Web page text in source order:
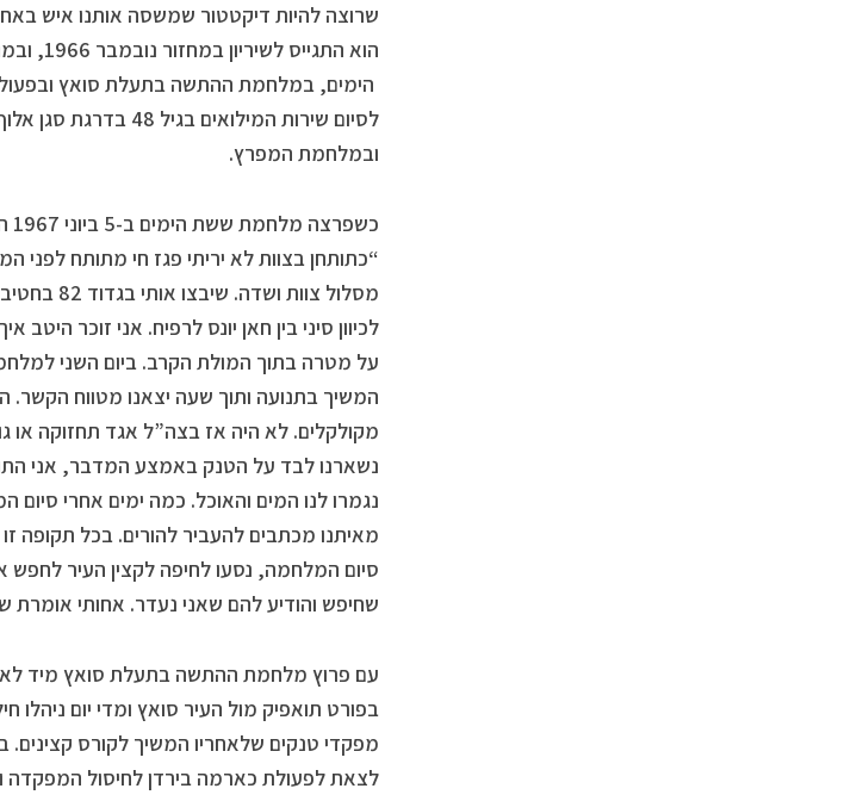
שרוצה להיות דיקטטור שמשסה אותנו איש
הוא
לסיום שירות
ובמלחמת המפרץ.
כשפרצה מלחמת ששת הימים ב-5 ביוני 1967 היו
“כתותחן בצוות לא יריתי פגז חי מתותח לפני
מסלול צוות ושדה. שיבצו אותי בגדוד 82 בחטיבה 7 בפלוגה של
לכיוון סיני בין חאן יונס לרפיח. אני זוכר
על מטרה בתוך המולת הקרב. ביום השני
המשיך בתנועה ותוך שעה יצאנו מטווח הקשר.
מקולקלים. לא היה אז בצה”ל אגד תחזוקה או
נשארנו לבד על הטנק באמצע המדבר, אני
נגמרו לנו המים והאוכל. כמה ימים אחרי
מאיתנו מכתבים להעביר להורים. בכל תקופה
סיום המלחמה, נסעו לחיפה לקצין העיר לחפש
שחיפש והודיע להם שאני נעדר. אחותי
עם פרוץ מלחמת ההתשה בתעלת סואץ מיד
בפורט תואפיק מול העיר סואץ ומדי יום
לצאת לפעולת כארמה בירדן לחיסול המפקדה